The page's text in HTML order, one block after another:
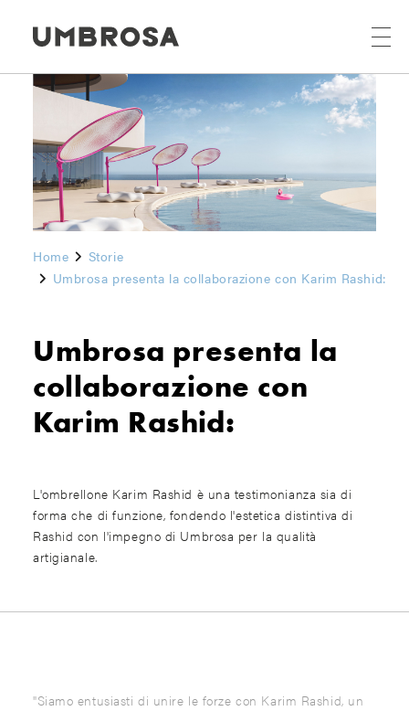
Home
Storie
Umbrosa presenta la collaborazione con Karim Rashid:
Umbrosa presenta la
collaborazione con
Karim Rashid:
L'ombrellone Karim Rashid è una testimonianza sia di
forma che di funzione, fondendo l'estetica distintiva di
Rashid con l'impegno di Umbrosa per la qualità
artigianale.
"Siamo entusiasti di unire le forze con Karim Rashid, un